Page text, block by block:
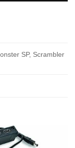
SP, Scrambler